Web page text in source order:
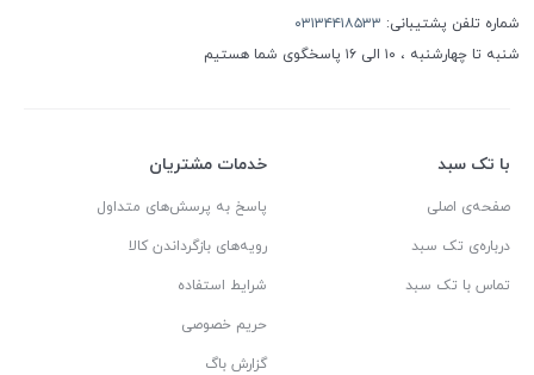
شماره تلفن پشتیبانی: ۰۳۱۳۴۴۱۸۵۳۳
شنبه تا چهارشنبه ، ۱۰ الی ۱۶ پاسخگوی شما هستیم
با تک سبد
صفحه‌ی اصلی
درباره‌ی تک سبد
تماس با تک سبد
خدمات مشتریان
پاسخ به پرسش‌های متداول
رویه‌های بازگرداندن کالا
شرایط استفاده
حریم خصوصی
گزارش باگ